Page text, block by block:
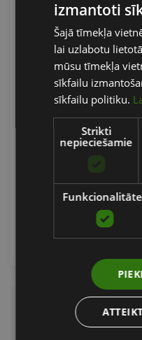
SKLZ ACCELERATOR
69.90€
Aktīvs birojs
izmantoti
Šajā tīmekļa
lai uzlabotu
mūsu tīmekļa
sīkfailu
sīkfailu politiku.
Strikti
nepieciešamie